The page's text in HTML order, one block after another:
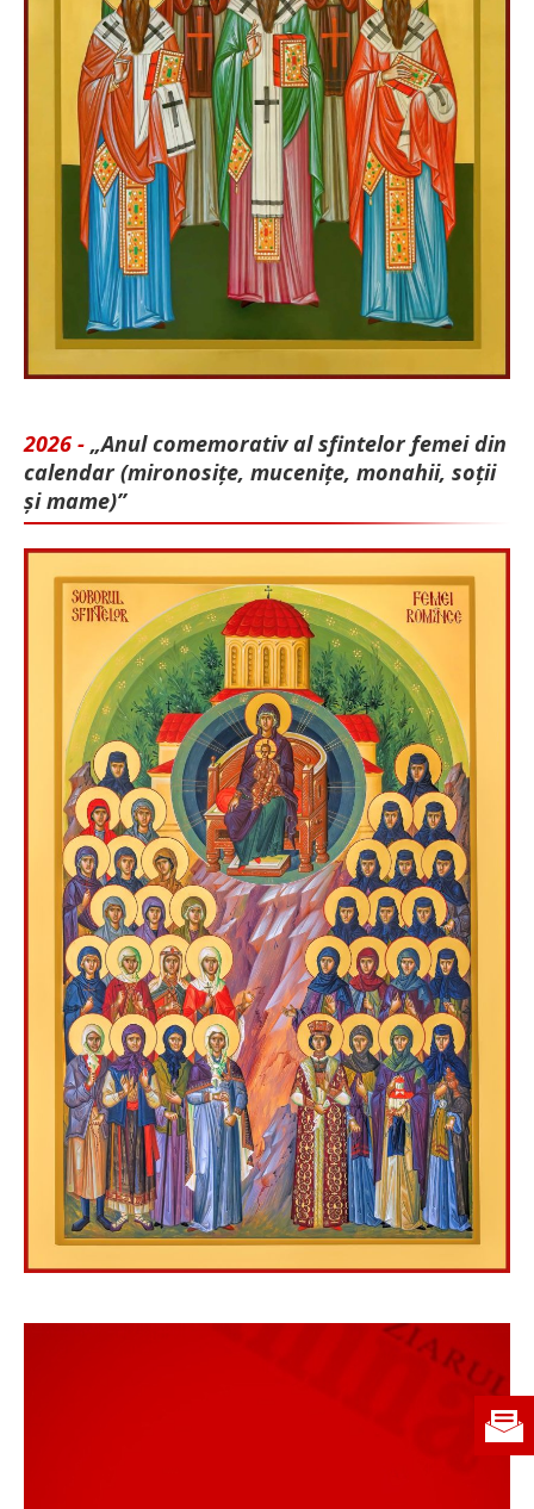
2026 - „Anul comemorativ al sfintelor femei din
calendar (mironosițe, mu­cenițe, monahii, soții
și mame)”